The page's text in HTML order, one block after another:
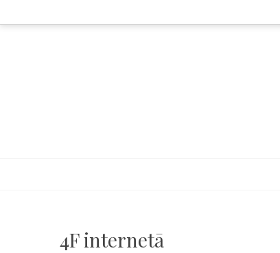
to
4F internetā